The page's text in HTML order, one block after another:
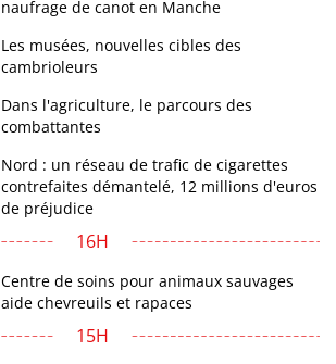
naufrage de canot en Manche
Les musées, nouvelles cibles des
cambrioleurs
Dans l'agriculture, le parcours des
combattantes
Nord : un réseau de trafic de cigarettes
contrefaites démantelé, 12 millions d'euros
de préjudice
16H
Centre de soins pour animaux sauvages
aide chevreuils et rapaces
15H